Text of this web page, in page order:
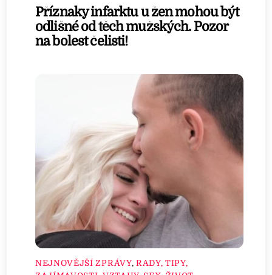
Příznaky infarktu u žen mohou být
odlišné od těch mužských. Pozor
na bolest čelisti!
NEJNOVĚJŠÍ ZPRÁVY, RADY, TIPY,